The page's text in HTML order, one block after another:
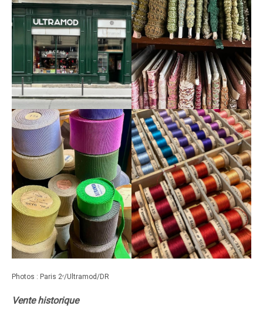
Photos : Paris 2ᵉ/Ultramod/DR
Vente historique